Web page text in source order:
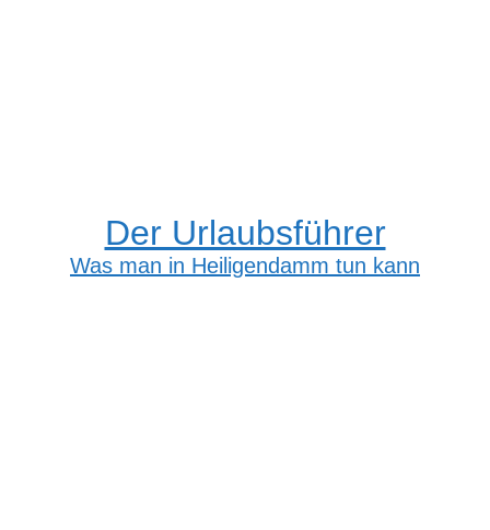
Der Urlaubsführer
Was man in Heiligendamm tun kann